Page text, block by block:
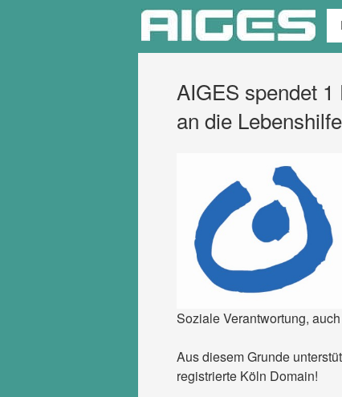
AIGES spendet
an die
Soziale Verantwortung,
Aus diesem Grunde
registrierte Köln Domain!